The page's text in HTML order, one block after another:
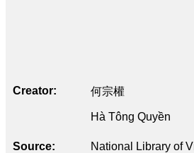
Creator 何宗權
Hà Tông Quyền
Source National Library of